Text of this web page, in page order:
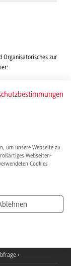
Organisatorisches zur
um unsere Webseite zu
Webseiten-
Cookies